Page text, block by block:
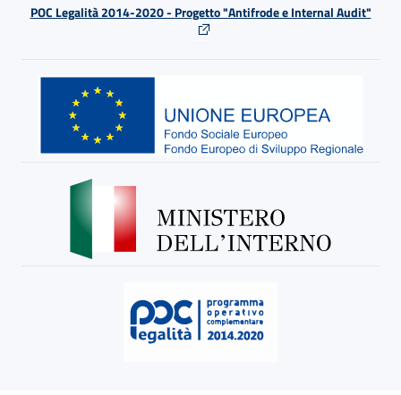
POC Legalità 2014-2020 - Progetto "Antifrode e Internal Audit"